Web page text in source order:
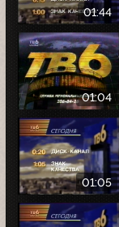
01:44
01:04
01:05